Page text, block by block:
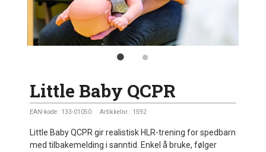
Little Baby QCPR
EAN-kode: 133-01050 Artikkelnr.: 1592
Little Baby QCPR gir realistisk HLR-trening for spedbarn
med tilbakemelding i sanntid. Enkel å bruke, følger